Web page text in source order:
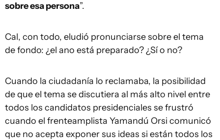
sobre esa persona”.
Cal, con todo, eludió pronunciarse sobre el tema
de fondo: ¿el ano está preparado? ¿Sí o no?
Cuando la ciudadanía lo reclamaba, la posibilidad
de que el tema se discutiera al más alto nivel entre
todos los candidatos presidenciales se frustró
cuando el frenteamplista Yamandú Orsi comunicó
que no acepta exponer sus ideas si están todos los